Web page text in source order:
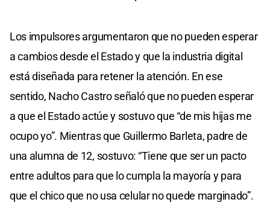
Los impulsores argumentaron que no pueden esperar
a cambios desde el Estado y que la industria digital
está diseñada para retener la atención. En ese
sentido, Nacho Castro señaló que no pueden esperar
a que el Estado actúe y sostuvo que “de mis hijas me
ocupo yo”. Mientras que Guillermo Barleta, padre de
una alumna de 12, sostuvo: “Tiene que ser un pacto
entre adultos para que lo cumpla la mayoría y para
que el chico que no usa celular no quede marginado”.